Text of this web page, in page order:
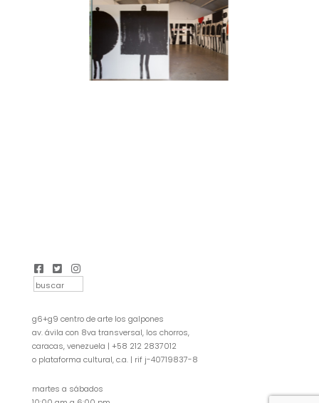
g6+g9 centro de arte los galpones
av. ávila con 8va transversal, los chorros,
caracas, venezuela | +58 212 2837012
o plataforma cultural, c.a. | rif j-40719837-8
martes a sábados